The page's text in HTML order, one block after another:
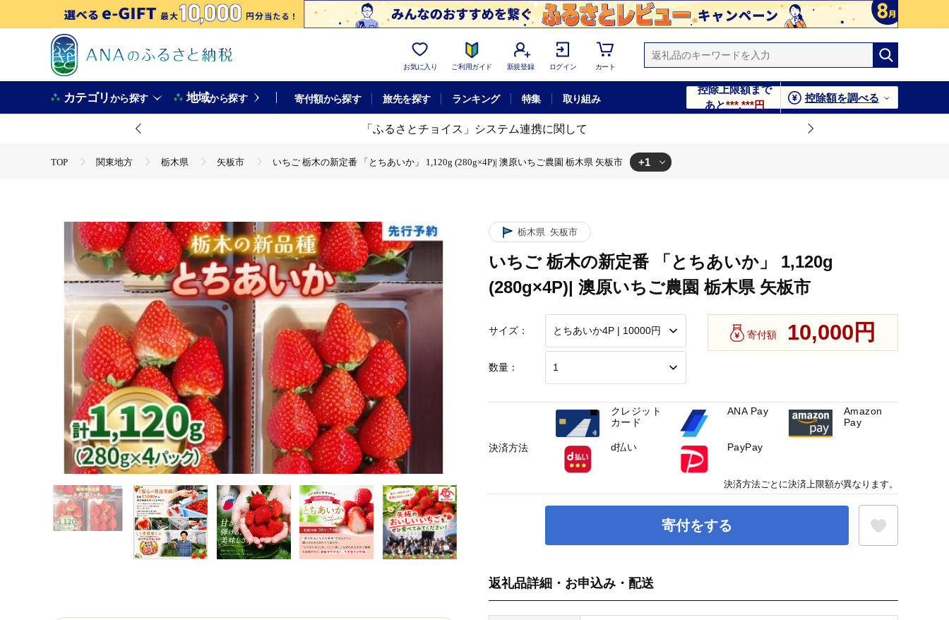
お気に入り ご利用ガイド 新規登録 ログイン カート
カテゴリから探す 地域から探す 寄付額から探す 旅先を探す ランキング 特集 取り組み
控除上限額まで
あと***,***円
控除額を調べる
「ふるさとチョイス」システム連携に関して
TOP 関東地方 栃木県 矢板市 いちご 栃木の新定番 「とちあいか」 1,120g (280g×4P)| 澳原いちご農園 栃木県 矢板市 +1
栃木県 矢板市
いちご 栃木の新定番 「とちあいか」 1,120g
(280g×4P)| 澳原いちご農園 栃木県 矢板市
サイズ：
数量：
寄付額 10,000円
寄付をする
返礼品詳細・お申込み・配送
決済方法
クレジット
カード
ANA Pay
Amazon
Pay
d払い PayPay
決済方法ごとに決済上限額が異なります。